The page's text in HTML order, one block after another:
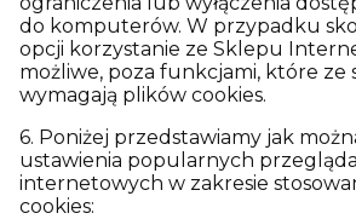
do komputerów. W przypadku
opcji korzystanie ze Sklepu
możliwe, poza funkcjami, które ze
wymagają plików cookies.
6. Poniżej przedstawiamy jak
ustawienia popularnych
internetowych w zakresie
cookies: